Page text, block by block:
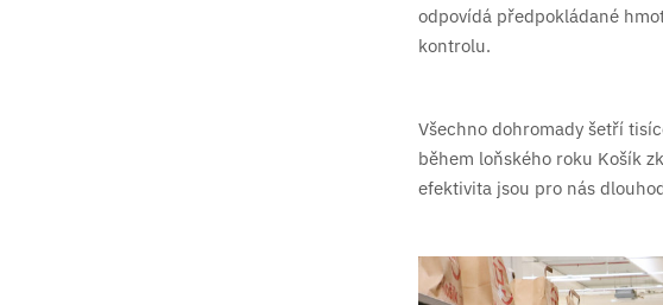
odpovídá předpokládané
kontrolu.
Všechno dohromady šetří
během loňského roku Košík
efektivita jsou pro nás